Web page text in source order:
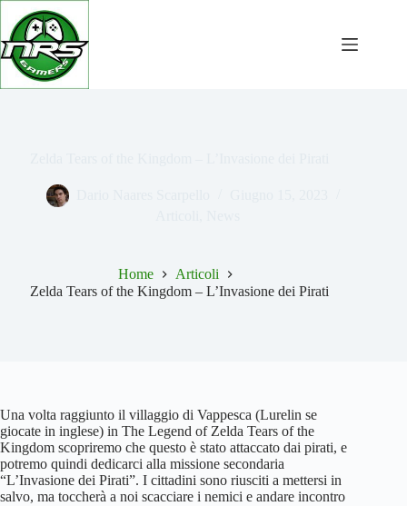
Salta
contenuto
Home
Articoli
Zelda Tears of the Kingdom – L’Invasione dei Pirati
Una volta raggiunto il villaggio di Vappesca (Lurelin se
giocate in inglese) in The Legend of Zelda Tears of the
Kingdom scopriremo che questo è stato attaccato dai pirati, e
potremo quindi dedicarci alla missione secondaria
“L’Invasione dei Pirati”. I cittadini sono riusciti a mettersi in
salvo, ma toccherà a noi scacciare i nemici e andare incontro